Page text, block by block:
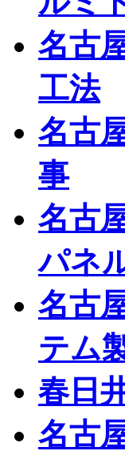
名古
工法
名古
事
名古
パネ
名古
テム
春日
名古